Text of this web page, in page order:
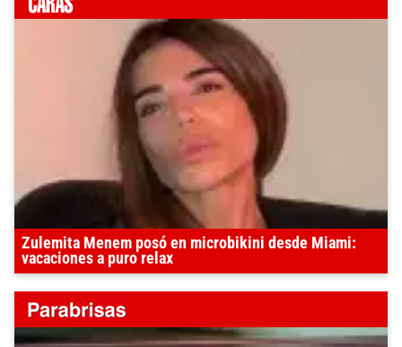
Zulemita Menem posó en microbikini desde Miami:
vacaciones a puro relax